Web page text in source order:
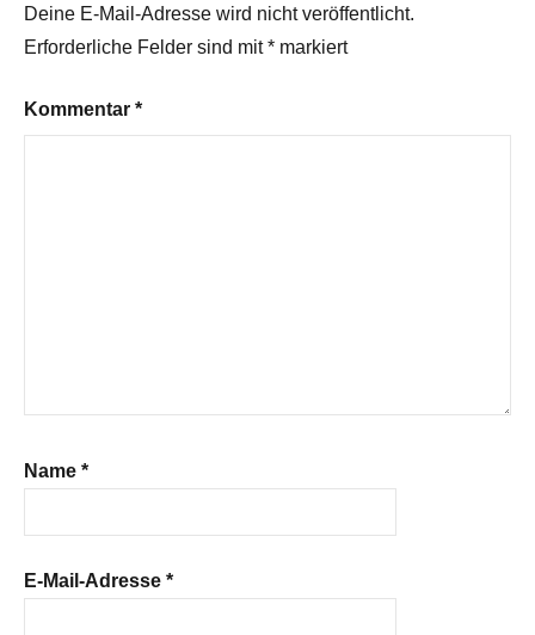
Deine E-Mail-Adresse wird nicht veröffentlicht.
Erforderliche Felder sind mit* markiert
Kommentar *
Name *
E-Mail-Adresse *